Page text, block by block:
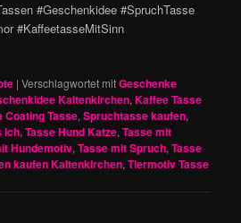
#Geschenkidee #SpruchTasse
#KaffeetasseMitSinn
|Verschlagwortet mitGeschenke
Kaltenkirchen,Kaffee Tasse
Coating Tasse,Spruchtasse kaufen,
ich,Tasse Hund Katze,Tasse mit
Hundemotiv,Tasse mit Spruch,Tasse
kaufen Kaltenkirchen,Tiermotiv Tasse